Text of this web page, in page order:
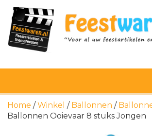
Home /Winkel / Ballonnen /
Ballonnen Ooievaar 8 stuks Jongen